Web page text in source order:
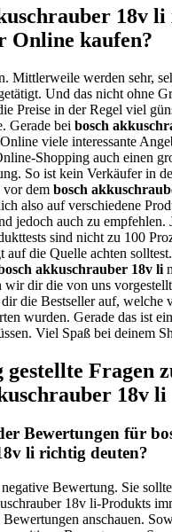
18v li
Online kaufen?
Mittlerweile werden sehr,
Und das nicht ohne
Preise in der Regel viel
Gerade bei bosch
viele interessante
Shopping auch einen
So ist kein Verkäufer in
vor dem bosch
also auf verschiedene
jedoch auch zu empfehlen.
sind nicht zu 100
auf die Quelle achten
akkuschrauber 18v li
dir die von uns
die Bestseller auf, welche
wurden. Gerade das ist
Viel Spaß bei deinem
Fragen
18v li
Bewertungen für
li richtig deuten?
Bewertung. Sie
18v li-Produkts
Bewertungen anschauen.